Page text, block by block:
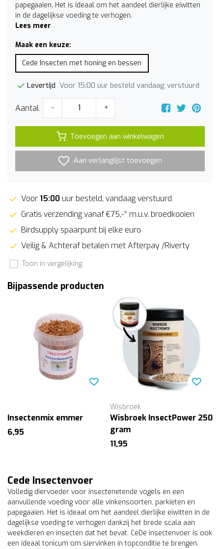
papegaaien. Het is ideaal om het aandeel dierlijke eiwitten
in de dagelijkse voeding te verhogen.
Lees meer
Maak een keuze:
Cede Insecten met honing en bessen
Levertijd Voor 15:00 uur besteld vandaag verstuurd
Aantal - +
Toevoegen aan winkelwagen
Aan verlanglijst toevoegen
Voor 15:00 uur besteld, vandaag verstuurd
Gratis verzending vanaf €75,-* m.u.v. broedkooien
Birdsupply spaarpunt bij elke euro
Veilig & Achteraf betalen met Afterpay /Riverty
Toon in vergelijking
Bijpassende producten
Insectenmix emmer
6,95
Wisbroek
Wisbroek InsectPower 250
gram
11,95
Cede Insectenvoer
Volledig diervoeder voor insectenetende vogels en een
aanvullende voeding voor alle vinkensoorten, parkieten en
papegaaien. Het is ideaal om het aandeel dierlijke eiwitten in de
dagelijkse voeding te verhogen dankzij het brede scala aan
weekdieren en insecten dat het bevat. CéDé insectenvoer is ook
een ideaal tonicum om siervinken in topconditie te brengen.